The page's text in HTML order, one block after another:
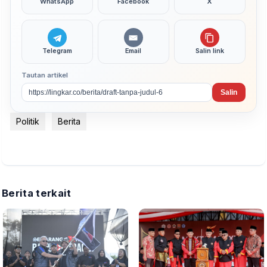
Telegram Email Salin link
Tautan artikel
Salin
Politik Berita
Berita terkait